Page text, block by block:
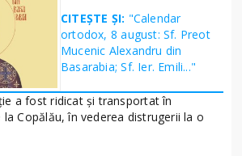
CITEȘTE ȘI: "Calendar
ortodox, 8 august: Sf. Preot
Mucenic Alexandru din
Basarabia; Sf. Ier. Emili..."
a fost ridicat și transportat în
Copălău, în vederea distrugerii la o